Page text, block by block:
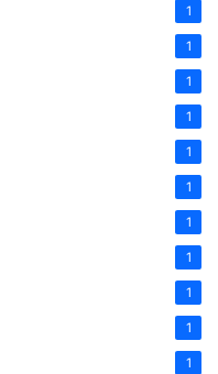
1
1
1
1
1
1
1
1
1
1
1